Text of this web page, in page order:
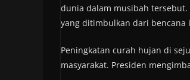
dunia dalam musibah tersebut.
yang ditimbulkan dari bencana
Peningkatan curah hujan di
masyarakat. Presiden